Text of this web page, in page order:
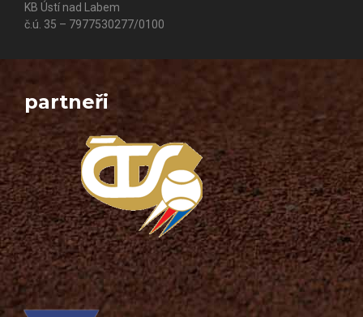
KB Ústí nad Labem
č.ú. 35 – 7977530277/0100
partneři